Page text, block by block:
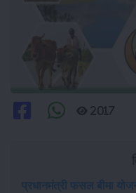
2017
प्रधानमंत्री फसल बीमा